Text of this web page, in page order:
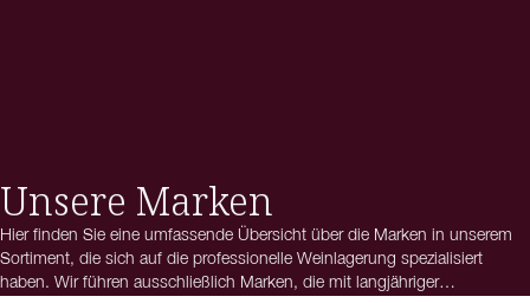
Unsere Marken
Hier finden Sie eine umfassende Übersicht über die Marken in unserem
Sortiment, die sich auf die professionelle Weinlagerung spezialisiert
haben. Wir führen ausschließlich Marken, die mit langjähriger